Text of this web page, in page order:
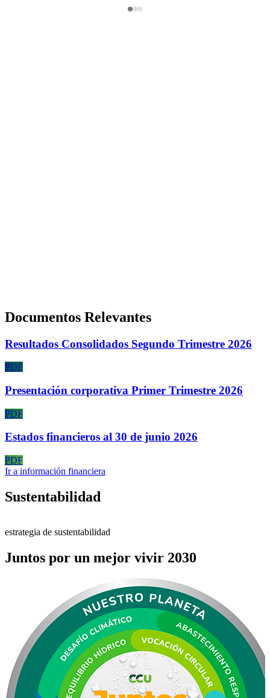
Documentos Relevantes
Resultados Consolidados Segundo Trimestre 2026
PDF
Presentación corporativa Primer Trimestre 2026
PDF
Estados financieros al 30 de junio 2026
PDF
Ir a información financiera
Sustentabilidad
estrategia de sustentabilidad
Juntos por un mejor vivir 2030